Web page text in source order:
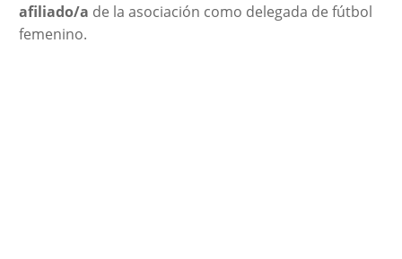
afiliado/a de la asociación como delegada de fútbol
femenino.